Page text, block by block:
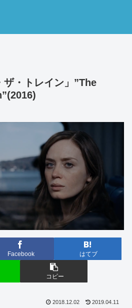
ザ・トレイン」”The
Facebook はてブ
コピー
2018.12.02 2019.04.11